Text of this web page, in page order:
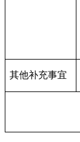
其他补充事宜